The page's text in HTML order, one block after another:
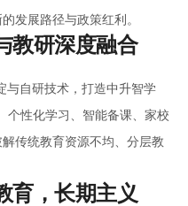
发展路径与政策红利。
教研深度融合
与自研技术，打造中升智学
个性化学习、智能备课、家校
传统教育资源不均、分层教
育，长期主义